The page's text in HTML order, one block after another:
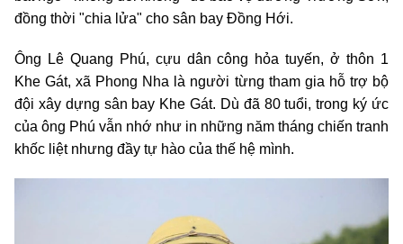
đồng thời "chia lửa" cho sân bay Đồng Hới.
Ông Lê Quang Phú, cựu dân công hỏa tuyến, ở thôn 1
Khe Gát, xã Phong Nha là người từng tham gia hỗ trợ bộ
đội xây dựng sân bay Khe Gát. Dù đã 80 tuổi, trong ký ức
của ông Phú vẫn nhớ như in những năm tháng chiến tranh
khốc liệt nhưng đầy tự hào của thế hệ mình.